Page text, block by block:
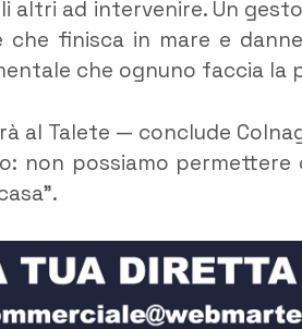
altri ad intervenire. Un
che finisca in mare e
che ognuno faccia la
al Talete — conclude
non possiamo